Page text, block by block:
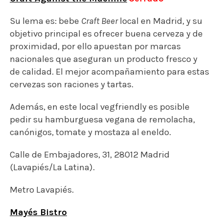
Calle de Embajadores, 31, 28012 Madrid
(Lavapiés/La Latina).
Metro Lavapiés.
Aquí puedes «veganizar» sus 2 hamburguesas
vegetarianas: Brigitte Bardot (hamburguesa
vegana hecha en casa con garbanzos,
acompañada de tomates, cebolla, pepinillos, con
salsa alemana y pestomaho y Emily Dickinson
(con tofú a la plancha marinado en albahaca y
cebolla, pepinillos y salsa de pimientos).
En Madrid tienen locales en las Tablas,